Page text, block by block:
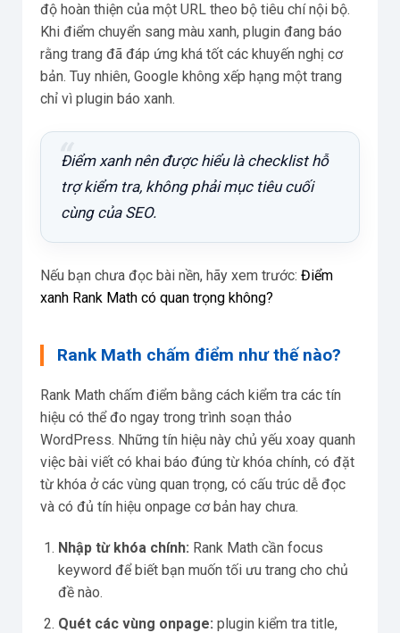
độ hoàn thiện của một URL theo bộ tiêu chí nội bộ.
Khi điểm chuyển sang màu xanh, plugin đang báo
rằng trang đã đáp ứng khá tốt các khuyến nghị cơ
bản. Tuy nhiên, Google không xếp hạng một trang
chỉ vì plugin báo xanh.
Điểm xanh nên được hiểu là checklist hỗ
trợ kiểm tra, không phải mục tiêu cuối
cùng của SEO.
Nếu bạn chưa đọc bài nền, hãy xem trước: Điểm
xanh Rank Math có quan trọng không?
Rank Math chấm điểm như thế nào?
Rank Math chấm điểm bằng cách kiểm tra các tín
hiệu có thể đo ngay trong trình soạn thảo
WordPress. Những tín hiệu này chủ yếu xoay quanh
việc bài viết có khai báo đúng từ khóa chính, có đặt
từ khóa ở các vùng quan trọng, có cấu trúc dễ đọc
và có đủ tín hiệu onpage cơ bản hay chưa.
Nhập từ khóa chính: Rank Math cần focus
keyword để biết bạn muốn tối ưu trang cho chủ
đề nào.
Quét các vùng onpage: plugin kiểm tra title,